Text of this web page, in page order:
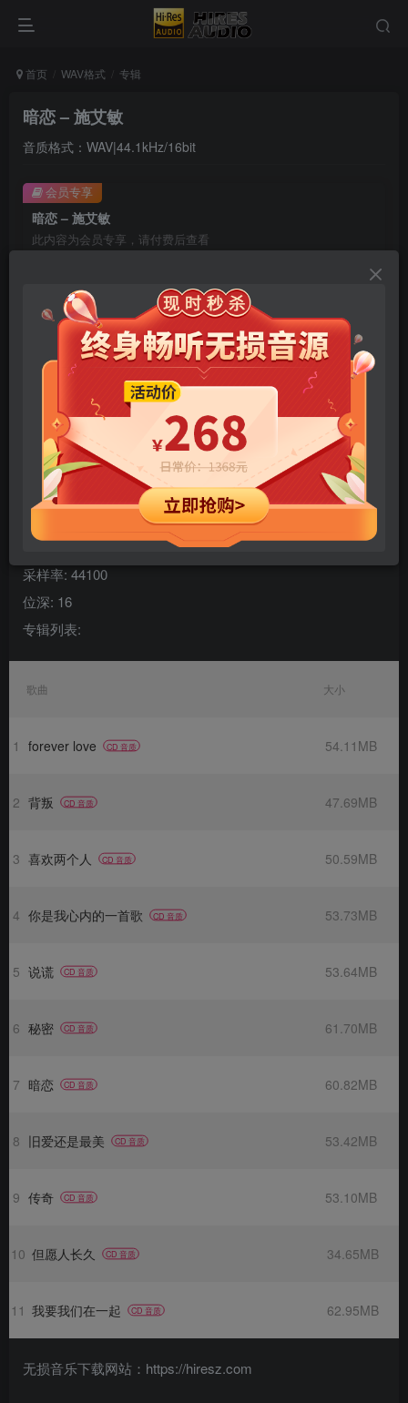
首页 WAV格式 专辑
暗恋 – 施艾敏
音质格式：WAV|44.1kHz/16bit
暗恋 – 施艾敏
此内容为会员专享，请付费后查看
9.9 99
年卡会员 免费 永久会员
立即购买
您当前未登录！建议登陆后购买，可保存购买订单
会员专享
专辑名称: 暗恋
艺术家: 施艾敏
曲目数量: 11
声道数: 2
采样率: 44100
位深: 16
专辑列表:
歌曲 大小
1 forever love CD 音质 54.11MB
2 背叛 CD 音质 47.69MB
3 喜欢两个人 CD 音质 50.59MB
4 你是我心内的一首歌 CD 音质 53.73MB
5 说谎 CD 音质 53.64MB
6 秘密 CD 音质 61.70MB
7 暗恋 CD 音质 60.82MB
8 旧爱还是最美 CD 音质 53.42MB
9 传奇 CD 音质 53.10MB
10 但愿人长久 CD 音质 34.65MB
11 我要我们在一起 CD 音质 62.95MB
无损音乐下载网站：https://hiresz.com